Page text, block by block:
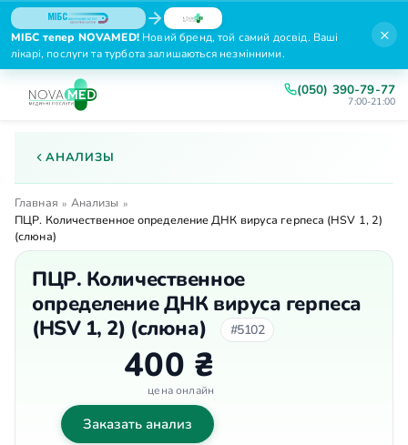
МІБС тепер NOVAMED!Новий бренд, той самий досвід. Ваші
лікарі, послуги та турбота залишаються незмінними.
×
(050) 390-79-77
7:00-21:00
АНАЛИЗЫ
Главная » Анализы »
ПЦР. Количественное определение ДНК вируса герпеса (HSV 1, 2)
(слюна)
ПЦР. Количественное
определение ДНК вируса герпеса
(HSV 1, 2) (слюна)
#5102
400 ₴
цена онлайн
Заказать анализ